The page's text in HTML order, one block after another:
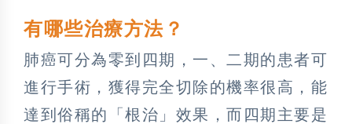
有哪些治療方法？
肺癌可分為零到四期，一、二期的患者可
進行手術，獲得完全切除的機率很高，能
達到俗稱的「根治」效果，而四期主要是